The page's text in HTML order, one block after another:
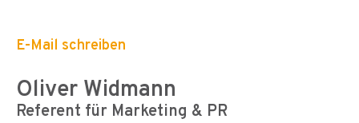
E-Mail schreiben
Oliver Widmann
Referent für Marketing & PR